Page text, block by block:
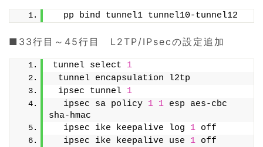
  pp bind tunnel1 tunnel10-tunnel12
■33行目～45行目 L2TP/IPsecの設定追加
tunnel select 1
tunnel encapsulation l2tp
ipsec tunnel 1
  ipsec sa policy
1 1 esp aes-cbc
sha-hmac
  ipsec ike keepalive log
1 off
  ipsec ike keepalive use
1 off